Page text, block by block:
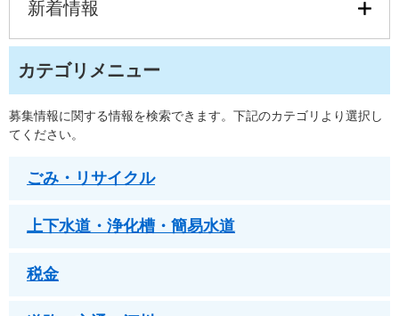
新着情報
カテゴリメニュー
募集情報に関する情報を検索できます。下記のカテゴリより選択し
てください。
ごみ・リサイクル
上下水道・浄化槽・簡易水道
税金